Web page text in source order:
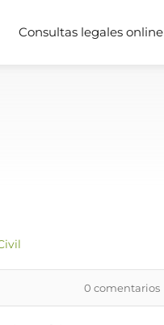
Consultas legales online
0 comentarios